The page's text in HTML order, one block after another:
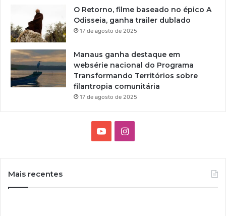
O Retorno, filme baseado no épico A
Odisseia, ganha trailer dublado
17 de agosto de 2025
Manaus ganha destaque em
websérie nacional do Programa
Transformando Territórios sobre
filantropia comunitária
17 de agosto de 2025
T
I
t
Mais recentes